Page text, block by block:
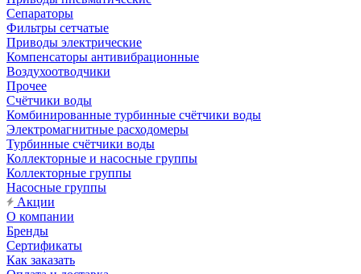
Сепараторы
Фильтры сетчатые
Приводы электрические
Компенсаторы антивибрационные
Воздухоотводчики
Прочее
Счётчики воды
Комбинированные турбинные счётчики воды
Электромагнитные расходомеры
Турбинные счётчики воды
Коллекторные и насосные группы
Коллекторные группы
Насосные группы
Акции
О компании
Бренды
Сертификаты
Как заказать